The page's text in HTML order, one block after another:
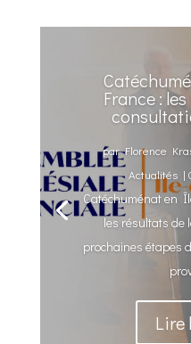
France :
parFlorence
Actualités |
Catéchuménat en
les résultats de
prochaines étapes
Lire